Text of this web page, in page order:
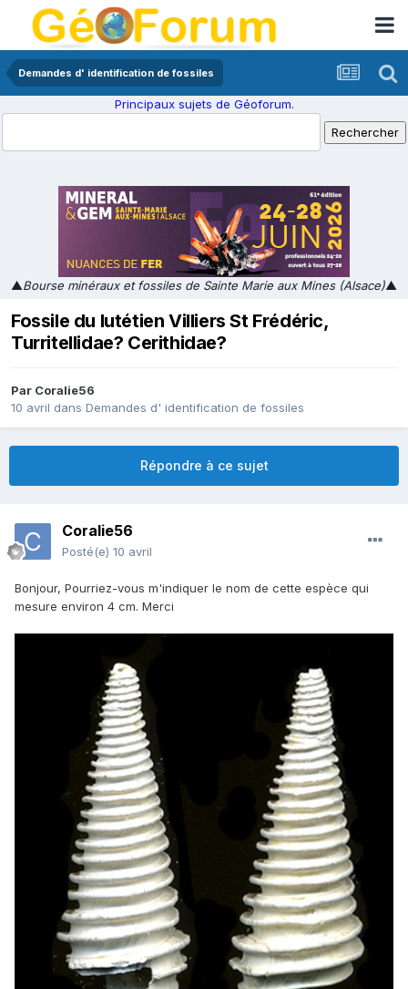
Demandes d' identification de fossiles
Principaux sujets de Géoforum.
▲Bourse minéraux et fossiles de Sainte Marie aux Mines (Alsace)▲
Fossile du lutétien Villiers St Frédéric,
Turritellidae? Cerithidae?
Par Coralie56
10 avril dans Demandes d' identification de fossiles
Répondre à ce sujet
Coralie56
Posté(e) 10 avril
Bonjour, Pourriez-vous m'indiquer le nom de cette espèce qui
mesure environ 4 cm. Merci